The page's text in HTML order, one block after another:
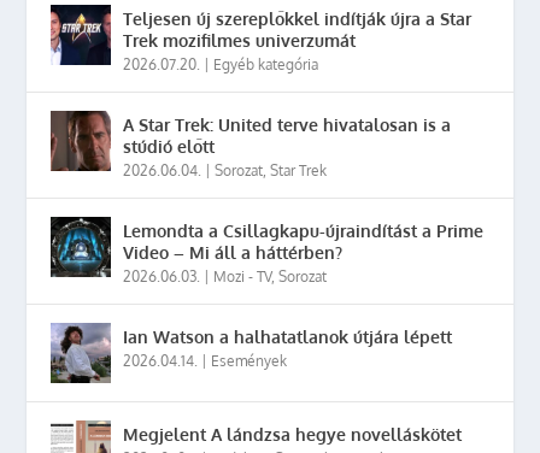
Teljesen új szereplőkkel indítják újra a Star
Trek mozifilmes univerzumát
2026.07.20. | Egyéb kategória
A Star Trek: United terve hivatalosan is a
stúdió előtt
2026.06.04. |Sorozat ,Star Trek
Lemondta a Csillagkapu-újraindítást a Prime
Video – Mi áll a háttérben?
2026.06.03. | Mozi - TV,Sorozat
Ian Watson a halhatatlanok útjára lépett
2026.04.14. | Események
Megjelent A lándzsa hegye novelláskötet